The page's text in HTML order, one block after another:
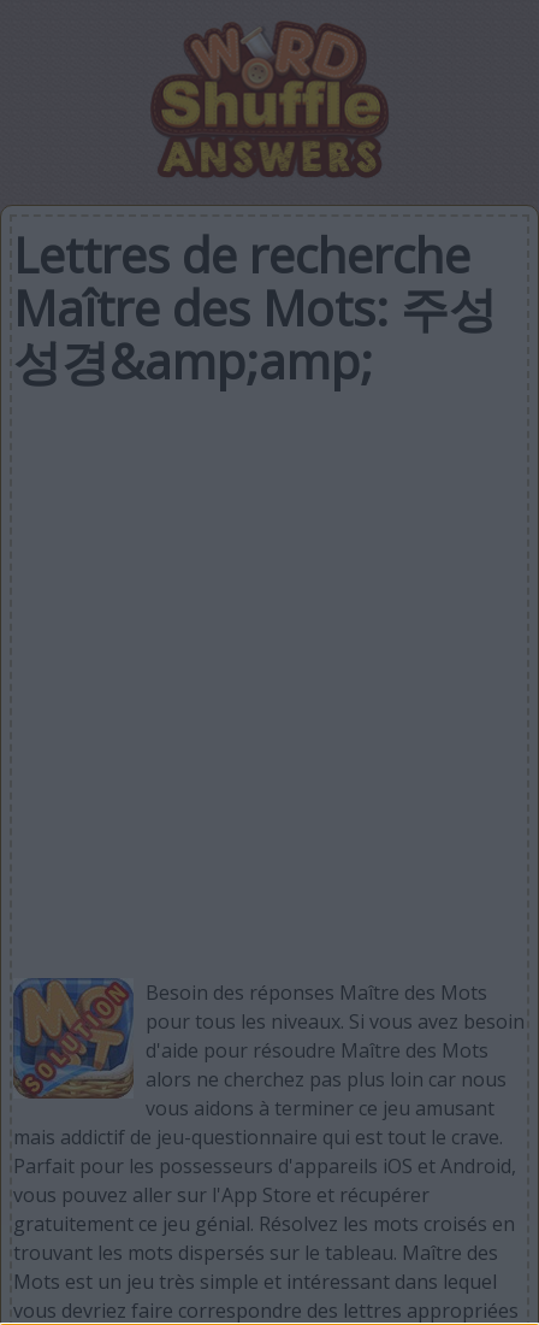
Lettres de recherche
Maître des Mots: 주성
성경&amp;amp;
Besoin des réponses Maître des Mots
pour tous les niveaux. Si vous avez besoin
d'aide pour résoudre Maître des Mots
alors ne cherchez pas plus loin car nous
vous aidons à terminer ce jeu amusant
mais addictif de jeu-questionnaire qui est tout le crave.
Parfait pour les possesseurs d'appareils iOS et Android,
vous pouvez aller sur l'App Store et récupérer
gratuitement ce jeu génial. Résolvez les mots croisés en
trouvant les mots dispersés sur le tableau. Maître des
Mots est un jeu très simple et intéressant dans lequel
vous devriez faire correspondre des lettres appropriées